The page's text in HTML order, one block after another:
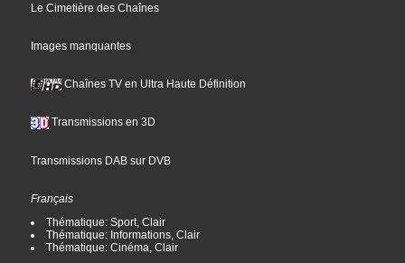
Le Cimetière des Chaînes
Images manquantes
Chaînes TV en Ultra Haute Définition
Transmissions en 3D
Transmissions DAB sur DVB
Français
Thématique: Sport, Clair
Thématique: Informations, Clair
Thématique: Cinéma, Clair